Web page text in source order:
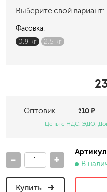
Выберите свой вариант:
Фасовка:
0,9 кг
2,5 кг
Оптовик 210 ₽
Цены с НДС. ЭДО.
- + В
Купить